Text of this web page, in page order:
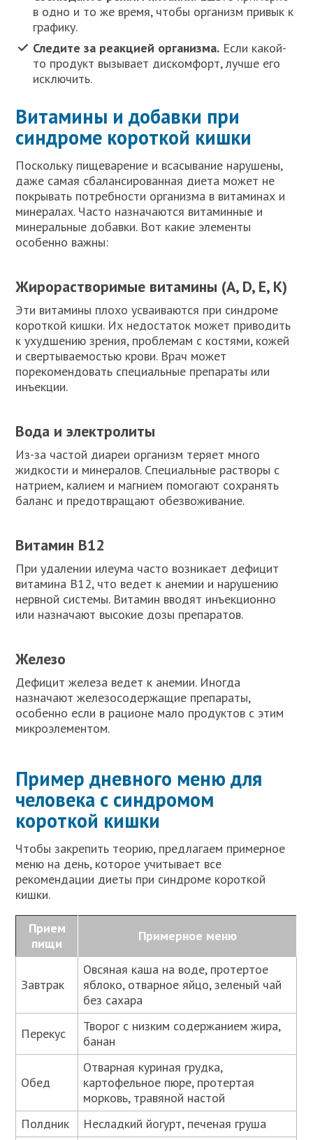
в одно и то же время, чтобы организм привык к
графику.
Следите за реакцией организма. Если какой-
то продукт вызывает дискомфорт, лучше его
исключить.
Витамины и добавки при
синдроме короткой кишки
Поскольку пищеварение и всасывание нарушены,
даже самая сбалансированная диета может не
покрывать потребности организма в витаминах и
минералах. Часто назначаются витаминные и
минеральные добавки. Вот какие элементы
особенно важны:
Жирорастворимые витамины (A, D, E, K)
Эти витамины плохо усваиваются при синдроме
короткой кишки. Их недостаток может приводить
к ухудшению зрения, проблемам с костями, кожей
и свертываемостью крови. Врач может
порекомендовать специальные препараты или
инъекции.
Вода и электролиты
Из-за частой диареи организм теряет много
жидкости и минералов. Специальные растворы с
натрием, калием и магнием помогают сохранять
баланс и предотвращают обезвоживание.
Витамин B12
При удалении илеума часто возникает дефицит
витамина B12, что ведет к анемии и нарушению
нервной системы. Витамин вводят инъекционно
или назначают высокие дозы препаратов.
Железо
Дефицит железа ведет к анемии. Иногда
назначают железосодержащие препараты,
особенно если в рационе мало продуктов с этим
микроэлементом.
Пример дневного меню для
человека с синдромом
короткой кишки
Чтобы закрепить теорию, предлагаем примерное
меню на день, которое учитывает все
рекомендации диеты при синдроме короткой
кишки.
Прием
пищи
Примерное меню
Завтрак
Овсяная каша на воде, протертое
яблоко, отварное яйцо, зеленый чай
без сахара
Перекус
Творог с низким содержанием жира,
банан
Обед
Отварная куриная грудка,
картофельное пюре, протертая
морковь, травяной настой
Полдник
Несладкий йогурт, печеная груша